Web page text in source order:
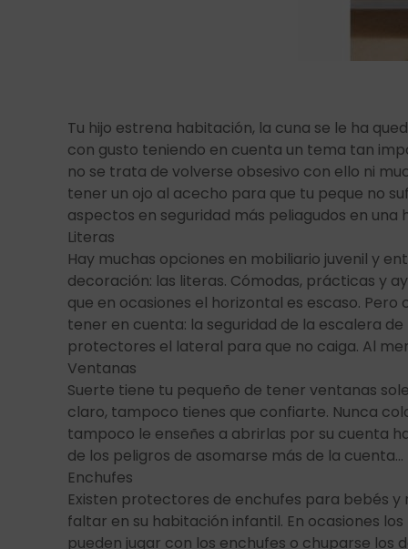
Tu hijo estrena habitación, la cuna se le ha
con gusto teniendo en cuenta un tema tan
no se trata de volverse obsesivo con ello ni
tener un ojo al acecho para que tu peque no
aspectos en seguridad más peliagudos en
Literas
Hay muchas opciones en mobiliario juvenil y
decoración: las literas. Cómodas, prácticas y
que en ocasiones el horizontal es escaso.
tener en cuenta: la seguridad de la escalera
protectores el lateral para que no caiga. Al
Ventanas
Suerte tiene tu pequeño de tener ventanas
claro, tampoco tienes que confiarte. Nunca
tampoco le enseñes a abrirlas por su cuenta
de los peligros de asomarse más de la cuenta…
Enchufes
Existen protectores de enchufes para bebés y
faltar en su habitación infantil. En ocasiones
pueden jugar con los enchufes o chuparse los